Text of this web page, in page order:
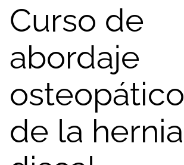
Curso de
abordaje
osteopático
de la hernia